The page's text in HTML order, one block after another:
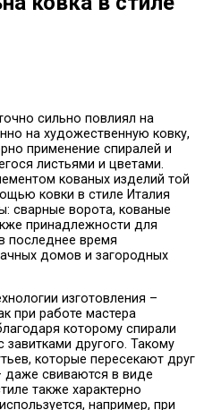
сильно повлиял на
на художественную ковку,
применение спиралей и
листьями и цветами.
кованых изделий той
ковки в стиле Италия
сварные ворота, кованые
принадлежности для
последнее время
домов и загородных
изготовления –
при работе мастера
которому спирали
завитками другого. Такому
которые пересекают друг
даже свиваются в виде
также характерно
например, при